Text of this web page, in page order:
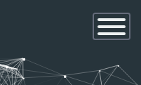
Toggle